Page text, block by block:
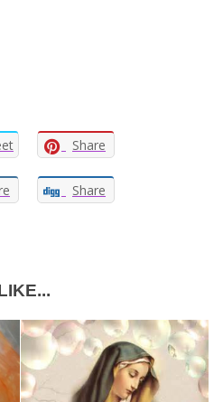
Share
Share